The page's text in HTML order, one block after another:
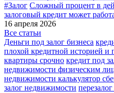
#Залог Сложный процент в
залоговый кредит может
16 апреля 2026
Все статьи
Деньги под залог бизнеса
плохой кредитной историей и
квартиры срочно кредит под
недвижимости физическим
недвижимости калькулятор
залог недвижимости